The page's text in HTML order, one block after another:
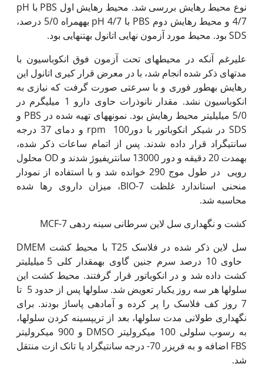
نوع محیط رهایش بررسی شد. محیط رهایش اول PBS با pH
4/7 و محیط رهایش دوم PBS با pH 4/7 به­همراه 5/0 درصد،
SDS بود. محیط مورد آزمون نهایی اتانول به‫تنهایی بود.
علی‏رغم آن‫که در محیط‫های تحت آزمون فوق انکوباسیون با
مدتهای ذکر شده انجام شد، با در معرض قرار کیری اتانول این
رهایش به‏طور فوری و با سرعتی صورت گرفت که نیازی به
انکوباسیون نشد. مقدار نانوذرات حاوی دارو 1 میلی­گرم در
5/0 میلی­لیتر محیط رهایش بود. نمونه­های تهیه شده در PBS و
SDS در شیکر انکوباتور با دورrpm 100 و دمای 37 درجه
سانتی­گراد قرار داده ­شدند. پس از اتمام ساعات ذکر شده،
به‏مدت 20 دقیقه و دور 13000 سانتریفیوژ شدند و OD محلول
رویی در طول موج 290 خوانده شد و با استفاده از نمودار
منحنی استاندارد غلظت 7-BIO، میزان داروی رها شده
محاسبه شد.
کشت و نگه‏داری سل لاین سرطانی سینه رده­ی MCF-7
سل لاین ذکر شده در فلاسک T25 با محیط کشت DMEM
حاوی 10 درصد سرم جنین گاوی به‏مقدار کلی 5 میلی‫­لیتر
کشت داده شد و در انکوباتور قرار گرفتند. محیط کشت این
سلول­ها هر سه روز یک‫بار تعویض شد. سلول­ها پس از حدود 5 تا
7 روز کف فلاسک را پر کرده و آماده­ی پاساژ بودند. برای
نگه‫داری طولانی مدت سلول­ها، بعد از تریپسینه کردن سلول­ها،
به رسوب سلولی 100 میکرولیتر DMSO و 900 میکرولیتر
FBS اضافه و به فریزر 70- درجه سانتی‫گراد یا تانک ازت منتقل
شد.